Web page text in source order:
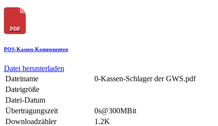
POS-Kassen-Komponenten
Datei herunterladen
Dateiname
0-Kassen-Schlager der GWS.pdf
Dateigröße
Datei-Datum
Übertragungszeit
0s@300MBit
Downloadzähler
1.2K